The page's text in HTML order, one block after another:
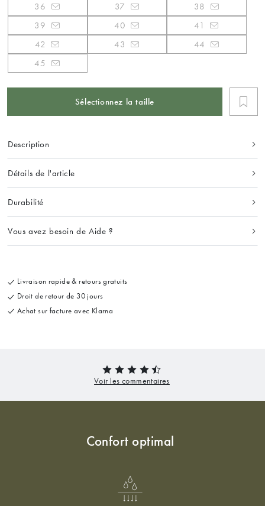
36 37
38
39
40
41
42
43
44
45
Sélectionnez la taille
Description
Détails de l'article
Durabilité
Vous avez besoin de Aide ?
Livraison rapide & retours gratuits
Droit de retour de 30 jours
Achat sur facture avec Klarna
Confort optimal